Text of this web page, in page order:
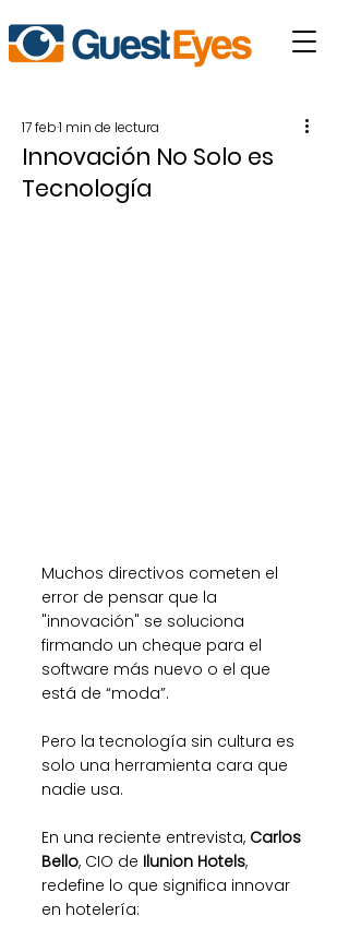
Innovación No Solo es
Tecnología
17 feb1 min de lectura
Muchos directivos cometen el
error de pensar que la
"innovación" se soluciona
firmando un cheque para el
software más nuevo o el que
está de “moda”.
Pero la tecnología sin cultura es
solo una herramienta cara que
nadie usa.
En una reciente entrevista, Carlos
Bello, CIO de Ilunion Hotels,
redefine lo que significa innovar
en hotelería: